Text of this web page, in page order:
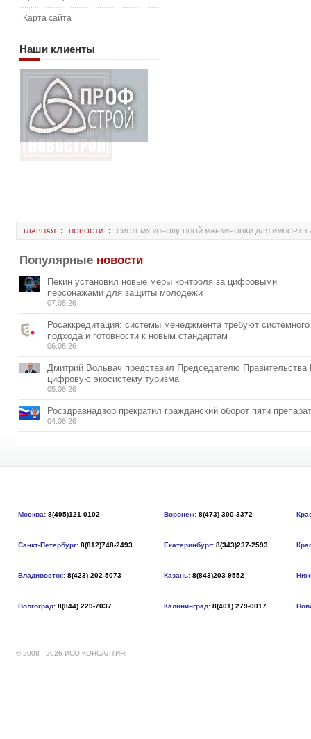
Карта сайта
Наши клиенты
ГЛАВНАЯ НОВОСТИ СИСТЕМУ УПРОЩЕННОЙ МАРКИРОВКИ ДЛЯ
Популярные новости
Пекин установил новые меры контроля за цифровыми
персонажами для защиты молодежи
07.08.26
Росаккредитация: системы менеджмента требуют системного
подхода и готовности к новым стандартам
06.08.26
Дмитрий Вольвач представил Председателю
цифровую экосистему туризма
05.08.26
Росздравнадзор прекратил гражданский оборот пяти
04.08.26
Москва: 8(495)121-0102 Воронеж: 8(473) 300-3372
Санкт-Петербург: 8(812)748-2493 Екатеринбург: 8(343)237-2593
Владивосток: 8(423) 202-5073 Казань: 8(843)203-9552
Волгоград: 8(844) 229-7037 Калининград: 8(401) 279-0017
© 2008 - 2026 ИСО КОНСАЛТИНГ